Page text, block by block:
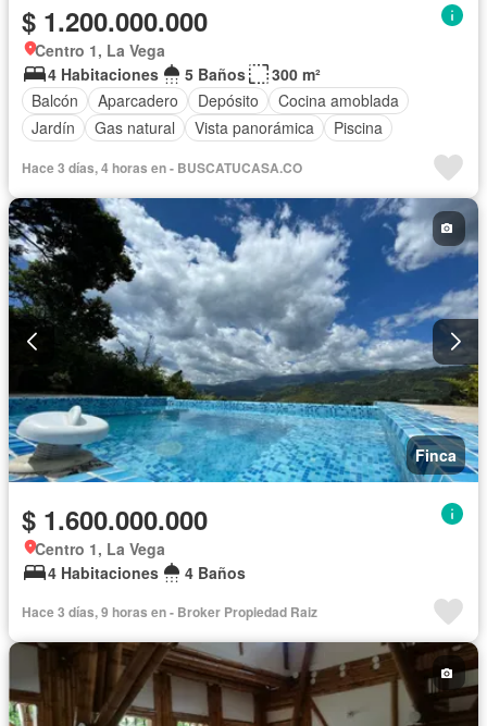
$ 1.200.000.000
Centro 1, La Vega
4 Habitaciones
5 Baños
300 m²
Balcón
Aparcadero Depósito
Cocina amoblada
Jardín
Gas natural Vista panorámica Piscina
Hace 3 días, 4 horas en - BUSCATUCASA.CO
Finca
$ 1.600.000.000
Centro 1, La Vega
4 Habitaciones
4 Baños
Hace 3 días, 9 horas en - Broker Propiedad Raiz